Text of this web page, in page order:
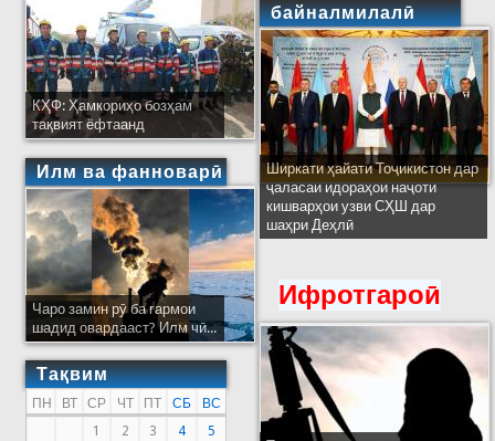
КҲФ: Ҳамкориҳо бозҳам
тақвият ёфтаанд
Илм ва фанноварӣ
Чаро замин рӯ ба гармои
шадид овардааст? Илм чӣ...
Тақвим
ПН ВТ СР ЧТ ПТ СБ
ВС
1
2 3 4
5
байналмилалӣ
Ширкати ҳайати Тоҷикистон дар
ҷаласаи идораҳои наҷоти
кишварҳои узви СҲШ дар
шаҳри Деҳлӣ
Ифротгароӣ